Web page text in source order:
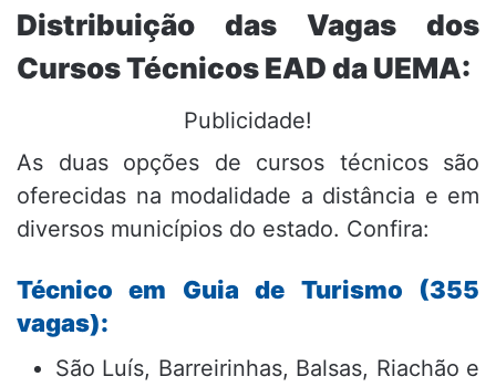
Distribuição das Vagas dos
Cursos Técnicos EAD da UEMA:
Publicidade!
As duas opções de cursos técnicos são
oferecidas na modalidade a distância e em
diversos municípios do estado. Confira:
Técnico em Guia de Turismo (355
vagas):
São Luís, Barreirinhas, Balsas, Riachão e